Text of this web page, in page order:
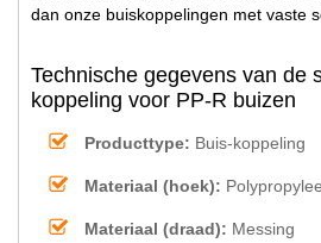
dan onze buiskoppelingen met vaste
Technische gegevens van de
koppeling voor PP-R buizen
Producttype: Buis-koppeling
Materiaal (hoek):
Materiaal (draad): Messing